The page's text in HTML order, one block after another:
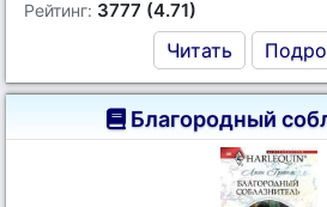
Рейтинг: 3777 (4.71)
Читать
Благородный